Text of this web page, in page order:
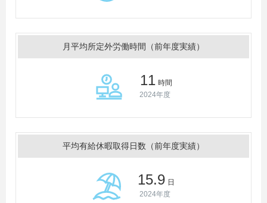
月平均所定外労働時間（前年度実績）
11 時間
2024年度
平均有給休暇取得日数（前年度実績）
15.9 日
2024年度